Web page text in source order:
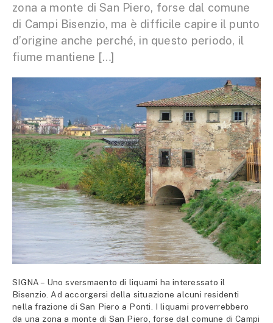
zona a monte di San Piero, forse dal comune
di Campi Bisenzio, ma è difficile capire il punto
d’origine anche perché, in questo periodo, il
fiume mantiene […]
SIGNA – Uno sversmaento di liquami ha interessato il
Bisenzio. Ad accorgersi della situazione alcuni residenti
nella frazione di San Piero a Ponti. I liquami proverrebbero
da una zona a monte di San Piero, forse dal comune di Campi